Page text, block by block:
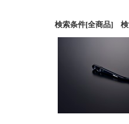
検索条件[全商品] 検